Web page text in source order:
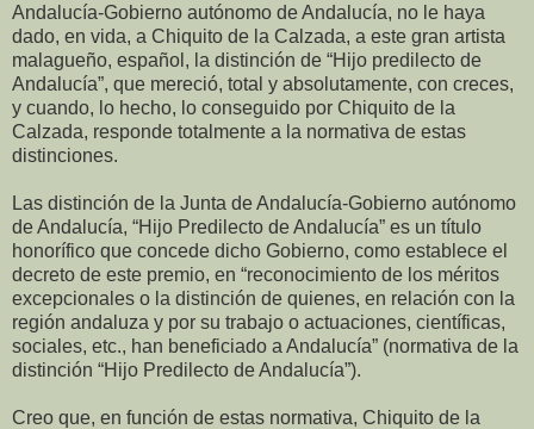
Andalucía-Gobierno autónomo de Andalucía, no le haya
dado, en vida, a Chiquito de la Calzada, a este gran artista
malagueño, español, la distinción de “Hijo predilecto de
Andalucía”, que mereció, total y absolutamente, con creces,
y cuando, lo hecho, lo conseguido por Chiquito de la
Calzada, responde totalmente a la normativa de estas
distinciones.
Las distinción de la Junta de Andalucía-Gobierno autónomo
de Andalucía, “Hijo Predilecto de Andalucía” es un título
honorífico que concede dicho Gobierno, como establece el
decreto de este premio, en “reconocimiento de los méritos
excepcionales o la distinción de quienes, en relación con la
región andaluza y por su trabajo o actuaciones, científicas,
sociales, etc., han beneficiado a Andalucía” (normativa de la
distinción “Hijo Predilecto de Andalucía”).
Creo que, en función de estas normativa, Chiquito de la